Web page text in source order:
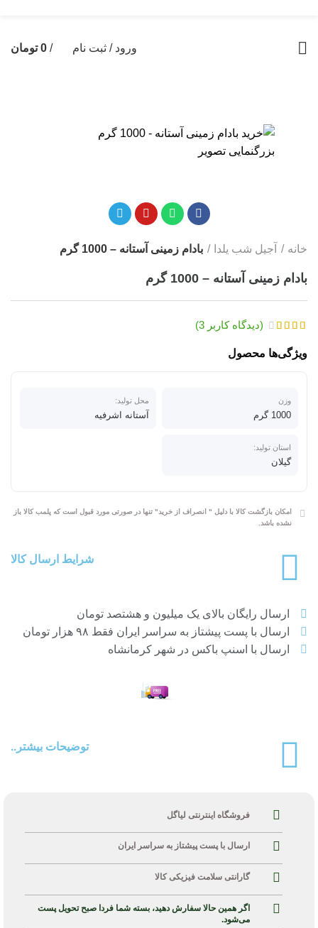
ورود / ثبت نام /
0 تومان
بزرگنمایی تصویر
خانه آجیل شب یلدا بادام زمینی آستانه – 1000 گرم
بادام زمینی آستانه – 1000 گرم
(دیدگاه کاربر3
)
ویژگی‌ها محصول
وزن
1000 گرم
محل تولید:
آستانه اشرفیه
استان تولید:
گیلان
امکان بازگشت کالا با دلیل " انصراف از خرید" تنها در صورتی مورد قبول است که پلمب کالا باز
نشده باشد.
شرایط ارسال کالا
ارسال رایگان بالای یک میلیون و هشتصد تومان
ارسال با پست پیشتاز به سراسر ایران فقط ۹۸ هزار تومان
ارسال با اسنپ باکس در شهر کرمانشاه
توضیحات بیشتر..
فروشگاه اینترنتی لیاگل
ارسال با پست پیشتاز به سراسر ایران
گارانتی سلامت فیزیکی کالا
اگر همین حالا سفارش دهید، بسته شما فردا صبح تحویل پست
می‌شود.